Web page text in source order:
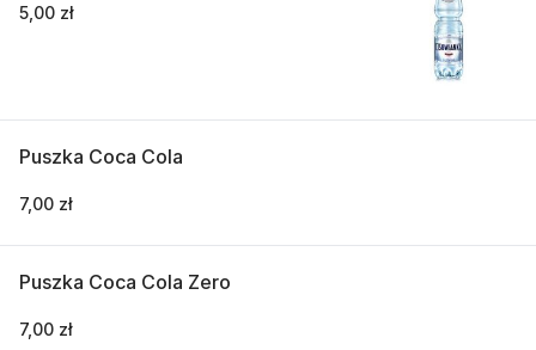
5,00 zł
Puszka Coca Cola
7,00 zł
Puszka Coca Cola Zero
7,00 zł